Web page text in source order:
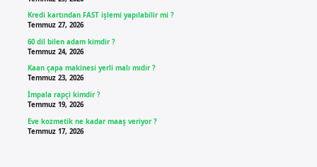
Kredi kartından FAST işlemi yapılabilir mi ?
Temmuz 27, 2026
60 dil bilen adam kimdir ?
Temmuz 24, 2026
Kaan çapa makinesi yerli malı mıdır ?
Temmuz 23, 2026
İmpala rapçi kimdir ?
Temmuz 19, 2026
Eve kozmetik ne kadar maaş veriyor ?
Temmuz 17, 2026